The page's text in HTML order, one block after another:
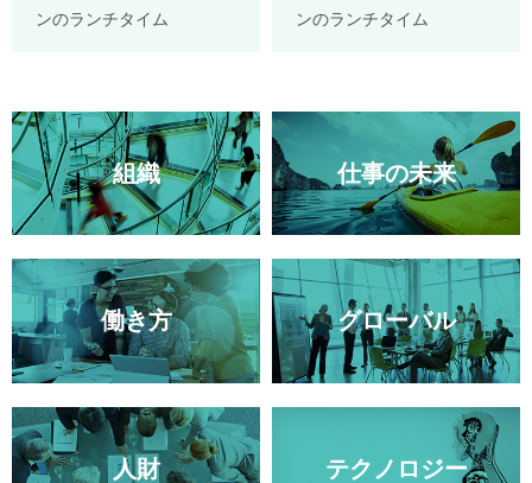
ンのランチタイム
ンのランチタイム
組織 仕事の未来
働き方 グローバル
人財 テクノロジー